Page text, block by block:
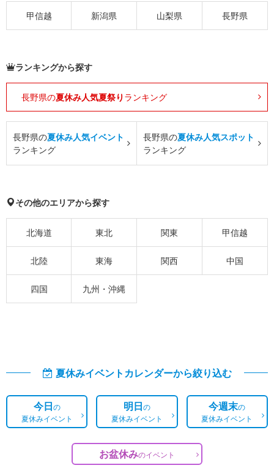
甲信越 新潟県 山梨県 長野県
ランキングから探す
長野県の夏休み人気夏祭り ランキング
長野県の夏休み人気イベント
ランキング
長野県の夏休み人気スポット
ランキング
その他のエリアから探す
北海道 東北 関東 甲信越
北陸 東海 関西 中国
四国 九州・沖縄
夏休みイベントカレンダーから絞り込む
今日の
夏休みイベント
明日の
夏休みイベント
今週末の
夏休みイベント
お盆休みのイベント